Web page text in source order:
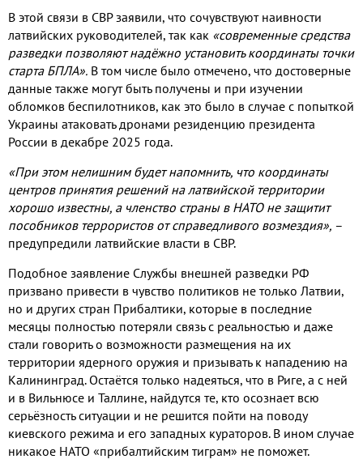
В этой связи в СВР заявили, что сочувствуют наивности
латвийских руководителей, так как «современные средства
разведки позволяют надёжно установить координаты точки
старта БПЛА». В том числе было отмечено, что достоверные
данные также могут быть получены и при изучении
обломков беспилотников, как это было в случае с попыткой
Украины атаковать дронами резиденцию президента
России в декабре 2025 года.
«При этом нелишним будет напомнить, что координаты
центров принятия решений на латвийской территории
хорошо известны, а членство страны в НАТО не защитит
пособников террористов от справедливого возмездия», –
предупредили латвийские власти в СВР.
Подобное заявление Службы внешней разведки РФ
призвано привести в чувство политиков не только Латвии,
но и других стран Прибалтики, которые в последние
месяцы полностью потеряли связь с реальностью и даже
стали говорить о возможности размещения на их
территории ядерного оружия и призывать к нападению на
Калининград.Остаётся только надеяться, что в Риге, а с ней
и в Вильнюсе и Таллине, найдутся те, кто осознает всю
серьёзность ситуации и не решится пойти на поводу
киевского режима и его западных кураторов. В ином случае
никакое НАТО «прибалтийским тиграм» не поможет.